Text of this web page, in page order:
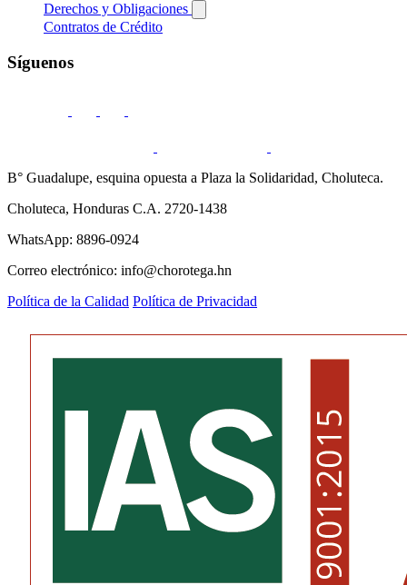
Derechos y Obligaciones
Contratos de Crédito
Síguenos
B° Guadalupe, esquina opuesta a Plaza la Solidaridad, Choluteca.
Choluteca, Honduras C.A. 2720-1438
WhatsApp: 8896-0924
Correo electrónico: info@chorotega.hn
Política de la Calidad Política de Privacidad